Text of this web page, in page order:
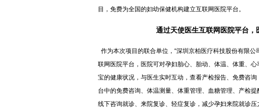
目，免费为全国的妇幼保健机构建立互联网医院平台。
通过天使医生互联网医院平台
作为本次项目的联合单位，“深圳京柏医疗科技股份有限
联网医院平台，医院可对孕妇胎心、胎动、体温、体重、
宝的健康状况，与医生实时互动，查看产检报告、免费咨
台中的免费咨询、体温测量、体重管理、血糖管理、产检
线下咨询就诊、来院复诊、轻症复诊，减少孕妇来院就诊压